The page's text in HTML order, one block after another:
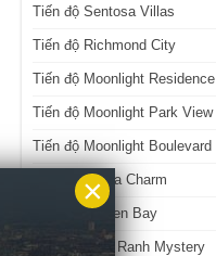
Tiến độ Sentosa Villas
Tiến độ Richmond City
Tiến độ Moonlight Residence
Tiến độ Moonlight Park View
Tiến độ Moonlight Boulevard
Tiến độ Lavita Charm
Tiến độ Golden Bay
Tiến độ Cam Ranh Mystery
×